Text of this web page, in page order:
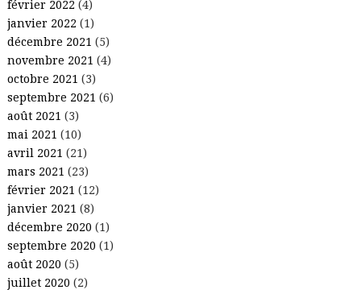
février 2022 (4)
janvier 2022 (1)
décembre 2021 (5)
novembre 2021 (4)
octobre 2021 (3)
septembre 2021 (6)
août 2021 (3)
mai 2021 (10)
avril 2021 (21)
mars 2021 (23)
février 2021 (12)
janvier 2021 (8)
décembre 2020 (1)
septembre 2020 (1)
août 2020 (5)
juillet 2020 (2)